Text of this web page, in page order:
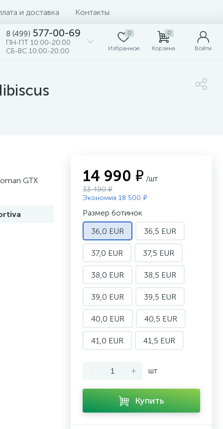
и доставка Контакты
8 (499) 577-00-69
ПН-ПТ 10:00-20:00
СБ-ВС 10:00-20:00
0
Избранное
0
Корзина Войти
GTX
14 990 ₽ /шт
33 490 ₽
Экономия 18 500 ₽
Размер ботинок
36,0 EUR
36,5 EUR
37,0 EUR 37,5 EUR
38,0 EUR 38,5 EUR
39,0 EUR 39,5 EUR
40,0 EUR 40,5 EUR
41,0 EUR 41,5 EUR
- + шт
Купить